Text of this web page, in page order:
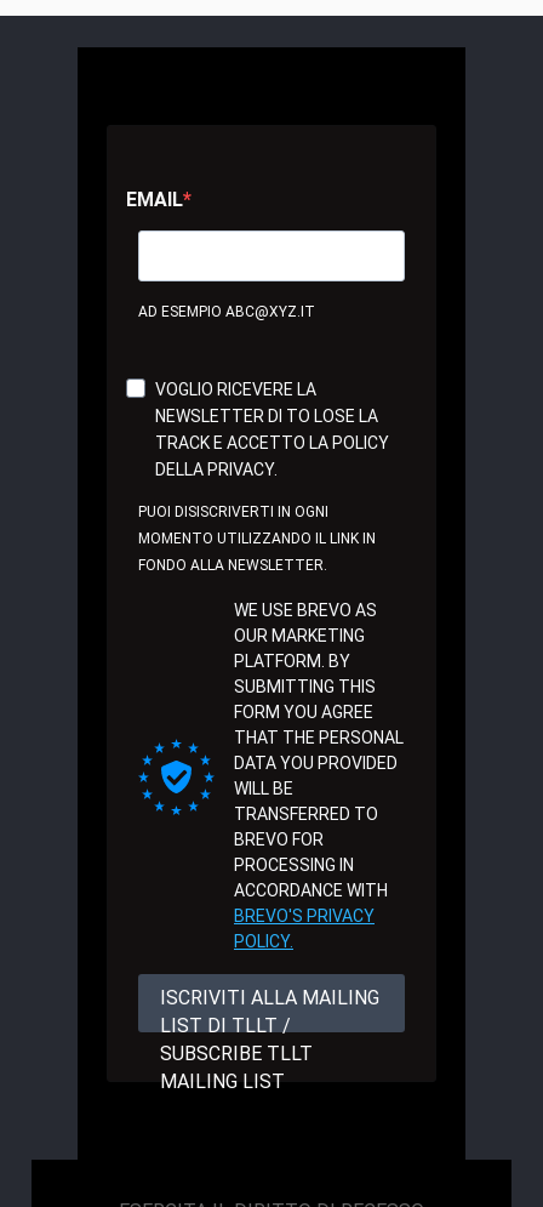
EMAIL
AD ESEMPIO ABC@XYZ.IT
VOGLIO RICEVERE LA
NEWSLETTER DI TO LOSE LA
TRACK E ACCETTO LA POLICY
DELLA PRIVACY.
PUOI DISISCRIVERTI IN OGNI
MOMENTO UTILIZZANDO IL LINK IN
FONDO ALLA NEWSLETTER.
WE USE BREVO AS
OUR MARKETING
PLATFORM. BY
SUBMITTING THIS
FORM YOU AGREE
THAT THE PERSONAL
DATA YOU PROVIDED
WILL BE
TRANSFERRED TO
BREVO FOR
PROCESSING IN
ACCORDANCE WITH
BREVO'S PRIVACY
POLICY.
ISCRIVITI ALLA MAILING
LIST DI TLLT /
SUBSCRIBE TLLT
MAILING LIST